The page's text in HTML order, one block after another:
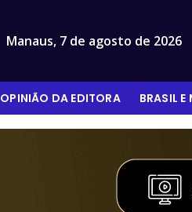
Manaus, 7 de agosto de 2026
OPINIÃO DA EDITORA BRASIL E